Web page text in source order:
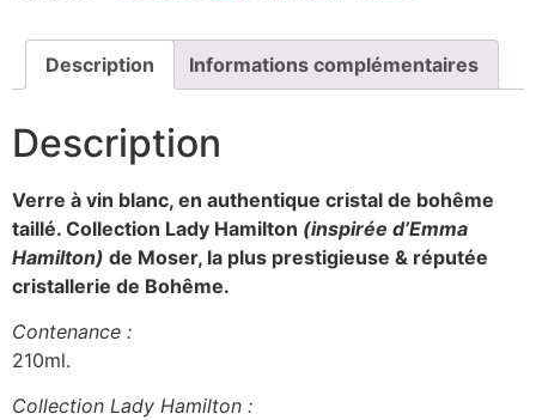
Description Informations complémentaires
Description
Verre à vin blanc, en authentique cristal de bohême
taillé. Collection Lady Hamilton (inspirée d’Emma
Hamilton) de Moser, la plus prestigieuse & réputée
cristallerie de Bohême.
Contenance :
210ml.
Collection Lady Hamilton :